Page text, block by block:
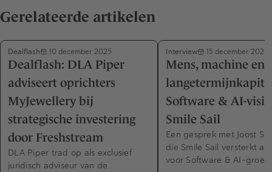
Gerelateerde artikelen
Dealflash 10 december 2025
Dealflash: DLA Piper
adviseert oprichters
MyJewellery bij
strategische investering
door Freshstream
DLA Piper trad op als exclusief
juridisch adviseur van de
Interview 15 december 2025
Mens, machine en
Software & AI-
Smile Sail
Een gesprek met Joost
die Smile Sail versterkt
voor Software & AI-groei.